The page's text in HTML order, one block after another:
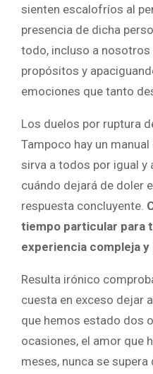
sienten escalofríos al
presencia de dicha
todo, incluso a
propósitos y
emociones que tanto
Los duelos por ruptura
Tampoco hay un
sirva a todos por igual y
cuándo dejará de doler
respuesta concluyente.
tiempo particular para
experiencia compleja
Resulta irónico
cuesta en exceso dejar
que hemos estado dos
ocasiones, el amor que
meses, nunca se